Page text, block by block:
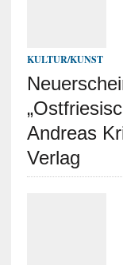
KULTUR/KUNST
Andreas
Verlag